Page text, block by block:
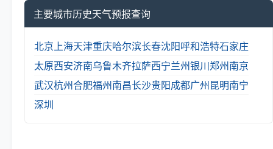
主要城市历史天气预报查询
北京 上海天津重庆哈尔滨长春沈阳呼和浩特石家庄
太原西安济南乌鲁木齐拉萨西宁兰州银川郑州南京
武汉杭州合肥福州南昌长沙贵阳成都广州昆明南宁
深圳